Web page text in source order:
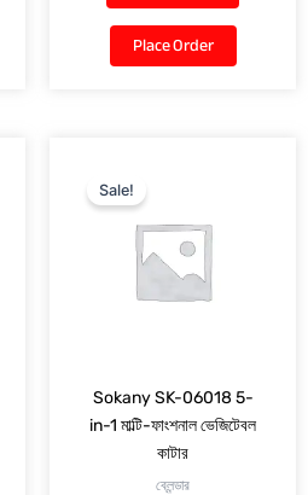
Place Order
Sale!
Sokany SK-06018 5-
in-1 মাল্টি-ফাংশনাল ভেজিটেবল
কাটার
ব্লেন্ডার